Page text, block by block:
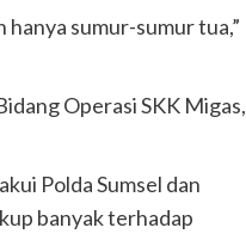
sumur-sumur tua,”
Operasi SKK Migas,
Polda Sumsel dan
banyak terhadap